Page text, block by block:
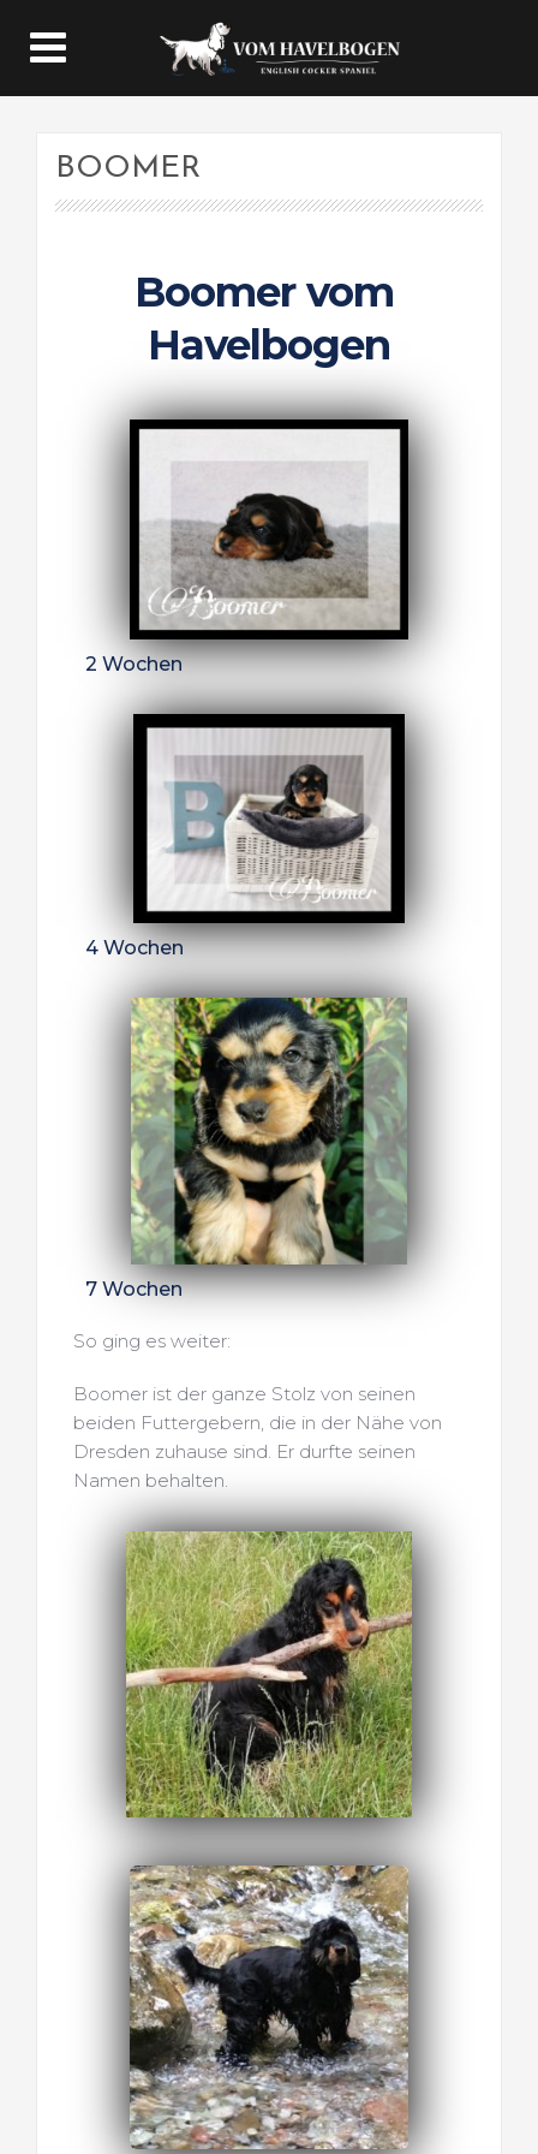
BOOMER
Boomer vom
Havelbogen
2 Wochen
4 Wochen
7 Wochen
So ging es weiter:
Boomer ist der ganze Stolz von seinen
beiden Futtergebern, die in der Nähe von
Dresden zuhause sind. Er durfte seinen
Namen behalten.